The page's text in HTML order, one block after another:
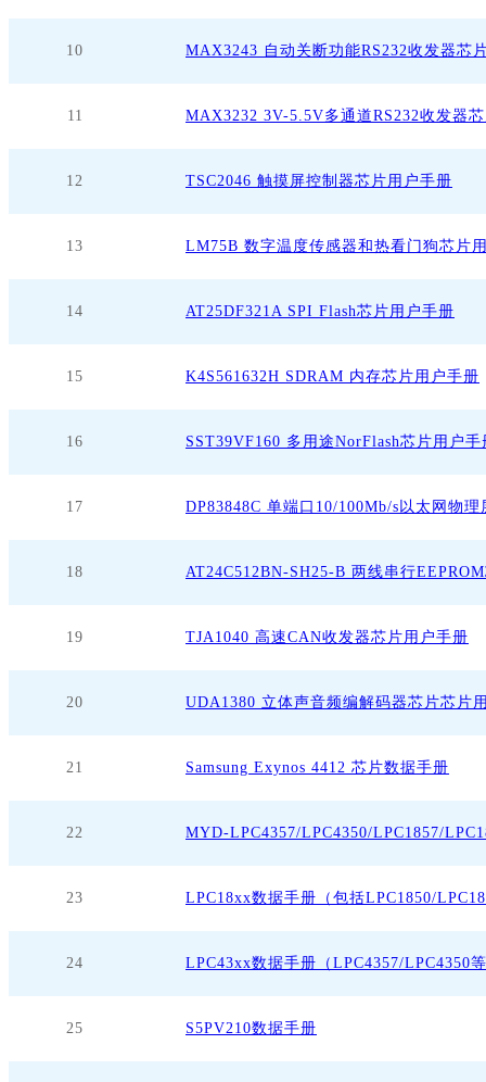
10 MAX3243 自动关断功能RS232收发器芯
11 MAX3232 3V-5.5V多通道RS232收发器
12 TSC2046 触摸屏控制器芯片用户手册
13 LM75B 数字温度传感器和热看门狗芯片
14 AT25DF321A SPI Flash芯片用户手册
15 K4S561632H SDRAM 内存芯片用户手册
16 SST39VF160 多用途NorFlash芯片用户手
17 DP83848C 单端口10/100Mb/s以太网物
18 AT24C512BN-SH25-B 两线串行
19 TJA1040 高速CAN收发器芯片用户手册
20 UDA1380 立体声音频编解码器芯片芯片
21 Samsung Exynos 4412 芯片数据手册
22 MYD-LPC4357/LPC4350/LPC1857/
23 LPC18xx数据手册（包括LPC1850/
24 LPC43xx数据手册（LPC4357/LPC4350
25 S5PV210数据手册